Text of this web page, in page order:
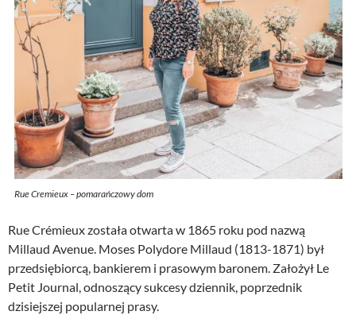
Rue Cremieux – pomarańczowy dom
Rue Crémieux została otwarta w 1865 roku pod nazwą
Millaud Avenue. Moses Polydore Millaud (1813-1871) był
przedsiębiorcą, bankierem i prasowym baronem. Założył Le
Petit Journal, odnoszący sukcesy dziennik, poprzednik
dzisiejszej popularnej prasy.